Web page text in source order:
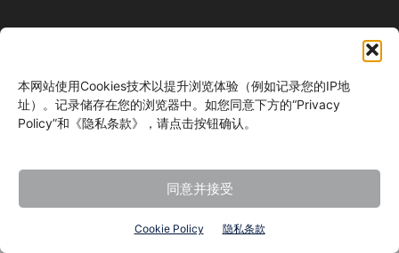
本网站使用Cookies技术以提升浏览体验（例如记录您的IP地
址）。记录储存在您的浏览器中。如您同意下方的“Privacy
Policy”和《隐私条款》，请点击按钮确认。
同意并接受
Cookie Policy 隐私条款
©